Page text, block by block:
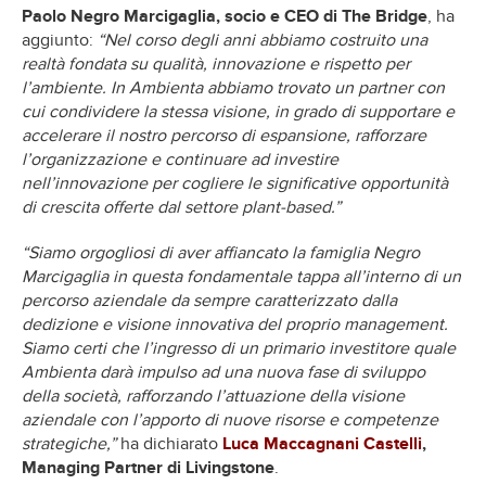
Paolo Negro Marcigaglia, socio e CEO di The Bridge, ha
aggiunto: “Nel corso degli anni abbiamo costruito una
realtà fondata su qualità, innovazione e rispetto per
l’ambiente. In Ambienta abbiamo trovato un partner con
cui condividere la stessa visione, in grado di supportare e
accelerare il nostro percorso di espansione, rafforzare
l’organizzazione e continuare ad investire
nell’innovazione per cogliere le significative opportunità
di crescita offerte dal settore plant-based.”
“Siamo orgogliosi di aver affiancato la famiglia Negro
Marcigaglia in questa fondamentale tappa all’interno di un
percorso aziendale da sempre caratterizzato dalla
dedizione e visione innovativa del proprio management.
Siamo certi che l’ingresso di un primario investitore quale
Ambienta darà impulso ad una nuova fase di sviluppo
della società, rafforzando l’attuazione della visione
aziendale con l’apporto di nuove risorse e competenze
strategiche,”ha dichiarato Luca Maccagnani Castelli,
Managing Partner di Livingstone.